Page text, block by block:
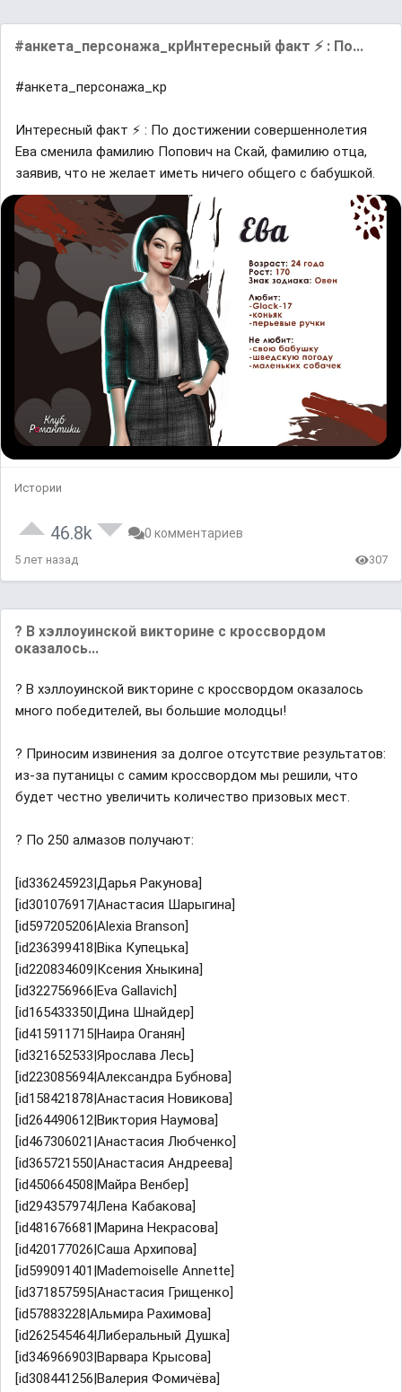
#анкета_персонажа_крИнтересный факт ⚡ : По...
#анкета_персонажа_кр
Интересный факт ⚡ : По достижении совершеннолетия
Ева сменила фамилию Попович на Скай, фамилию отца,
заявив, что не желает иметь ничего общего с бабушкой.
Истории
46.8k 0 комментариев
5 лет назад 307
? В хэллоуинской викторине с кроссвордом
оказалось...
? В хэллоуинской викторине с кроссвордом оказалось
много победителей, вы большие молодцы!
? Приносим извинения за долгое отсутствие результатов:
из-за путаницы с самим кроссвордом мы решили, что
будет честно увеличить количество призовых мест.
? По 250 алмазов получают:
[id336245923|Дарья Ракунова]
[id301076917|Анастасия Шарыгина]
[id597205206|Alexia Branson]
[id236399418|Віка Купецька]
[id220834609|Ксения Хныкина]
[id322756966|Eva Gallavich]
[id165433350|Дина Шнайдер]
[id415911715|Наира Оганян]
[id321652533|Ярослава Лесь]
[id223085694|Александра Бубнова]
[id158421878|Анастасия Новикова]
[id264490612|Виктория Наумова]
[id467306021|Анастасия Любченко]
[id365721550|Анастасия Андреева]
[id450664508|Майра Венбер]
[id294357974|Лена Кабакова]
[id481676681|Марина Некрасова]
[id420177026|Саша Архипова]
[id599091401|Mademoiselle Annette]
[id371857595|Анастасия Грищенко]
[id57883228|Альмира Рахимова]
[id262545464|Либеральный Душка]
[id346966903|Варвара Крысова]
[id308441256|Валерия Фомичёва]